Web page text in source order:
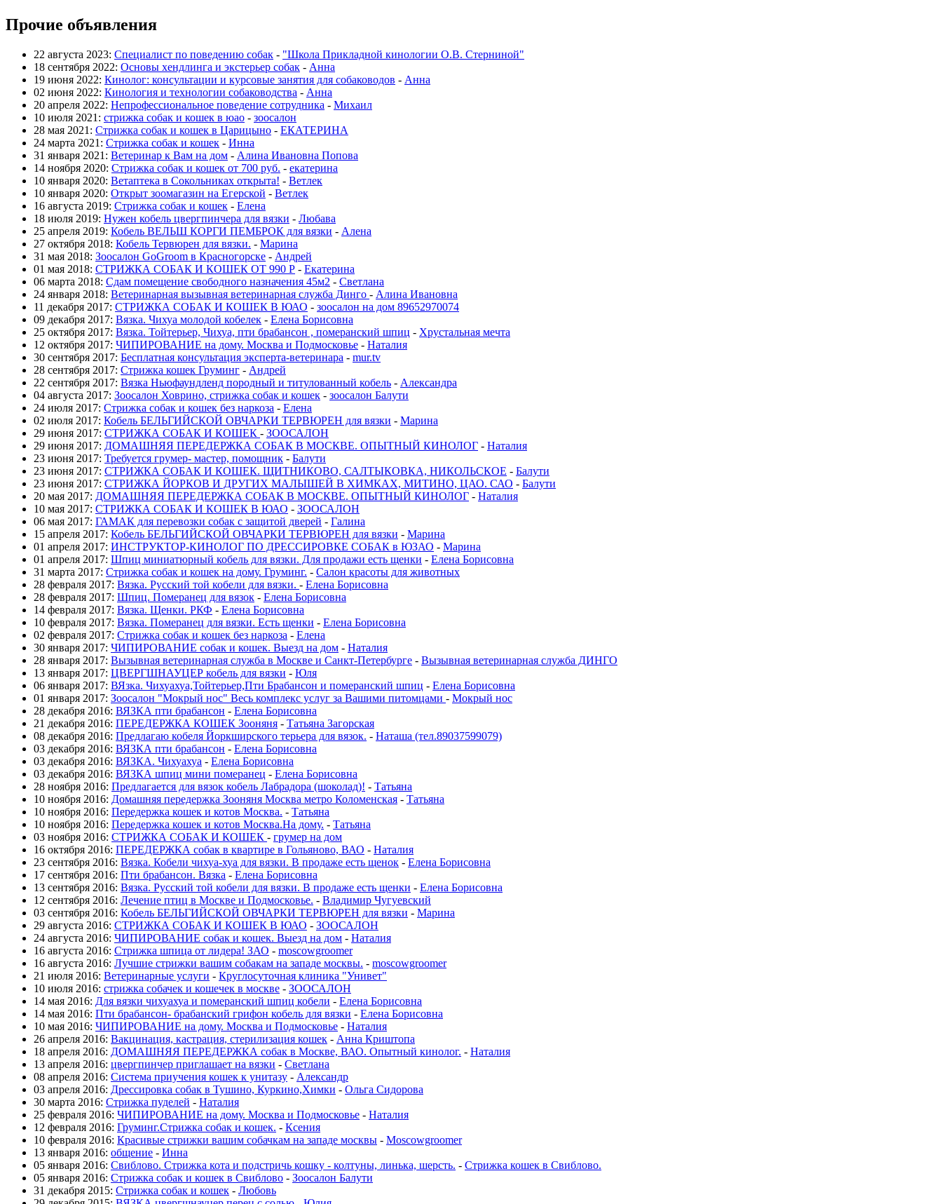
Прочие объявления
22 августа 2023: Специалист по поведению собак - "Школа Прикладной кинологии О.В. Стерниной"
18 сентября 2022: Основы хендлинга и экстерьер собак - Анна
19 июня 2022: Кинолог: консультации и курсовые занятия для собаководов - Анна
02 июня 2022: Кинология и технологии собаководства - Анна
20 апреля 2022: Непрофессиональное поведение сотрудника - Михаил
10 июля 2021: стрижка собак и кошек в юао - зоосалон
28 мая 2021: Стрижка собак и кошек в Царицыно - ЕКАТЕРИНА
24 марта 2021: Стрижка собак и кошек - Инна
31 января 2021: Ветеринар к Вам на дом - Алина Ивановна Попова
14 ноября 2020: Стрижка собак и кошек от 700 руб. - екатерина
10 января 2020: Ветаптека в Сокольниках открыта! - Ветлек
10 января 2020: Открыт зоомагазин на Егерской - Ветлек
16 августа 2019: Стрижка собак и кошек - Елена
18 июля 2019: Нужен кобель цвергпинчера для вязки - Любава
25 апреля 2019: Кобель ВЕЛЬШ КОРГИ ПЕМБРОК для вязки - Алена
27 октября 2018: Кобель Тервюрен для вязки. - Марина
31 мая 2018: Зоосалон GoGroom в Красногорске - Андрей
01 мая 2018: СТРИЖКА СОБАК И КОШЕК ОТ 990 Р - Екатерина
06 марта 2018: Сдам помещение свободного назначения 45м2 - Светлана
24 января 2018: Ветеринарная вызывная ветеринарная служба Динго - Алина Ивановна
11 декабря 2017: СТРИЖКА СОБАК И КОШЕК В ЮАО - зоосалон на дом 89652970074
09 декабря 2017: Вязка. Чихуа молодой кобелек - Елена Борисовна
25 октября 2017: Вязка. Тойтерьер, Чихуа, пти брабансон , померанский шпиц - Хрустальная мечта
12 октября 2017: ЧИПИРОВАНИЕ на дому. Москва и Подмосковье - Наталия
30 сентября 2017: Бесплатная консультация эксперта-ветеринара - mur.tv
28 сентября 2017: Стрижка кошек Груминг - Андрей
22 сентября 2017: Вязка Ньюфаундленд породный и титулованный кобель - Александра
04 августа 2017: Зоосалон Ховрино, стрижка собак и кошек - зоосалон Балути
24 июля 2017: Стрижка собак и кошек без наркоза - Елена
02 июля 2017: Кобель БЕЛЬГИЙСКОЙ ОВЧАРКИ ТЕРВЮРЕН для вязки - Марина
29 июня 2017: СТРИЖКА СОБАК И КОШЕК - ЗООСАЛОН
29 июня 2017: ДОМАШНЯЯ ПЕРЕДЕРЖКА СОБАК В МОСКВЕ. ОПЫТНЫЙ КИНОЛОГ - Наталия
23 июня 2017: Требуется грумер- мастер, помощник - Балути
23 июня 2017: СТРИЖКА СОБАК И КОШЕК. ЩИТНИКОВО, САЛТЫКОВКА, НИКОЛЬСКОЕ - Балути
23 июня 2017: CТРИЖКА ЙОРКОВ И ДРУГИХ МАЛЫШЕЙ В ХИМКАХ, МИТИНО, ЦАО. САО - Балути
20 мая 2017: ДОМАШНЯЯ ПЕРЕДЕРЖКА СОБАК В МОСКВЕ. ОПЫТНЫЙ КИНОЛОГ - Наталия
10 мая 2017: СТРИЖКА СОБАК И КОШЕК В ЮАО - ЗООСАЛОН
06 мая 2017: ГАМАК для перевозки собак с защитой дверей - Галина
15 апреля 2017: Кобель БЕЛЬГИЙСКОЙ ОВЧАРКИ ТЕРВЮРЕН для вязки - Марина
01 апреля 2017: ИНСТРУКТОР-КИНОЛОГ ПО ДРЕССИРОВКЕ СОБАК в ЮЗАО - Марина
01 апреля 2017: Шпиц миниатюрный кобель для вязки. Для продажи есть щенки - Елена Борисовна
31 марта 2017: Стрижка собак и кошек на дому. Груминг. - Салон красоты для животных
28 февраля 2017: Вязка. Русский той кобели для вязки. - Елена Борисовна
28 февраля 2017: Шпиц. Померанец для вязок - Елена Борисовна
14 февраля 2017: Вязка. Щенки. РКФ - Елена Борисовна
10 февраля 2017: Вязка. Померанец для вязки. Есть щенки - Елена Борисовна
02 февраля 2017: Стрижка собак и кошек без наркоза - Елена
30 января 2017: ЧИПИРОВАНИЕ собак и кошек. Выезд на дом - Наталия
28 января 2017: Вызывная ветеринарная служба в Москве и Санкт-Петербурге - Вызывная ветеринарная служба ДИНГО
13 января 2017: ЦВЕРГШНАУЦЕР кобель для вязки - Юля
06 января 2017: ВЯзка. Чихуахуа,Тойтерьер,Пти Брабансон и померанский шпиц - Елена Борисовна
01 января 2017: Зоосалон "Мокрый нос" Весь комплекс услуг за Вашими питомцами - Мокрый нос
28 декабря 2016: ВЯЗКА пти брабансон - Елена Борисовна
21 декабря 2016: ПЕРЕДЕРЖКА КОШЕК Зооняня - Татьяна Загорская
08 декабря 2016: Предлагаю кобеля Йоркширского терьера для вязок. - Наташа (тел.89037599079)
03 декабря 2016: ВЯЗКА пти брабансон - Елена Борисовна
03 декабря 2016: ВЯЗКА. Чихуахуа - Елена Борисовна
03 декабря 2016: ВЯЗКА шпиц мини померанец - Елена Борисовна
28 ноября 2016: Предлагается для вязок кобель Лабрадора (шоколад)! - Татьяна
10 ноября 2016: Домашняя передержка Зооняня Москва метро Коломенская - Татьяна
10 ноября 2016: Передержка кошек и котов Москва. - Татьяна
10 ноября 2016: Передержка кошек и котов Москва.На дому. - Татьяна
03 ноября 2016: СТРИЖКА СОБАК И КОШЕК - грумер на дом
16 октября 2016: ПЕРЕДЕРЖКА собак в квартире в Гольяново, ВАО - Наталия
23 сентября 2016: Вязка. Кобели чихуа-хуа для вязки. В продаже есть щенок - Елена Борисовна
17 сентября 2016: Пти брабансон. Вязка - Елена Борисовна
13 сентября 2016: Вязка. Русский той кобели для вязки. В продаже есть щенки - Елена Борисовна
12 сентября 2016: Лечение птиц в Москве и Подмосковье. - Владимир Чугуевский
03 сентября 2016: Кобель БЕЛЬГИЙСКОЙ ОВЧАРКИ ТЕРВЮРЕН для вязки - Марина
29 августа 2016: СТРИЖКА СОБАК И КОШЕК В ЮАО - ЗООСАЛОН
24 августа 2016: ЧИПИРОВАНИЕ собак и кошек. Выезд на дом - Наталия
16 августа 2016: Стрижка шпица от лидера! ЗАО - moscowgroomer
16 августа 2016: Лучшие стрижки вашим собакам на западе москвы. - moscowgroomer
21 июля 2016: Ветеринарные услуги - Круглосуточная клиника "Унивет"
10 июля 2016: стрижка собачек и кошечек в москве - ЗООСАЛОН
14 мая 2016: Для вязки чихуахуа и померанский шпиц кобели - Елена Борисовна
14 мая 2016: Пти брабансон- брабанский грифон кобель для вязки - Елена Борисовна
10 мая 2016: ЧИПИРОВАНИЕ на дому. Москва и Подмосковье - Наталия
26 апреля 2016: Вакцинация, кастрация, стерилизация кошек - Анна Криштопа
18 апреля 2016: ДОМАШНЯЯ ПЕРЕДЕРЖКА собак в Москве, ВАО. Опытный кинолог. - Наталия
13 апреля 2016: цвергпинчер приглашает на вязки - Светлана
08 апреля 2016: Система приучения кошек к унитазу - Александр
03 апреля 2016: Дрессировка собак в Тушино, Куркино,Химки - Ольга Сидорова
30 марта 2016: Стрижка пуделей - Наталия
25 февраля 2016: ЧИПИРОВАНИЕ на дому. Москва и Подмосковье - Наталия
12 февраля 2016: Груминг.Стрижка собак и кошек. - Ксения
10 февраля 2016: Красивые стрижки вашим собачкам на западе москвы - Moscowgroomer
13 января 2016: общение - Инна
05 января 2016: Свиблово. Стрижка кота и подстричь кошку - колтуны, линька, шерсть. - Стрижка кошек в Свиблово.
05 января 2016: Стрижка собак и кошек в Свиблово - Зоосалон Балути
31 декабря 2015: Стрижка собак и кошек - Любовь